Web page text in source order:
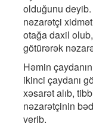
olduğunu
nəzarətçi
otağa daxil
götürərək
Həmin
ikinci çaydanı
xəsarət alıb,
nəzarətçinin
verib.